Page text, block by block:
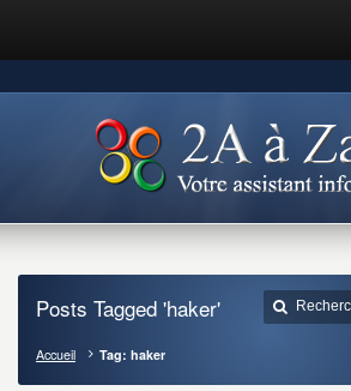
Posts Tagged 'haker'
Accueil Tag: haker